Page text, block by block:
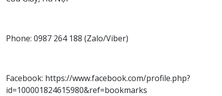
Phone: 0987 264 188 (Zalo/Viber)
Facebook: https://www.facebook.com/profile.php?
id=100001824615980&ref=bookmarks